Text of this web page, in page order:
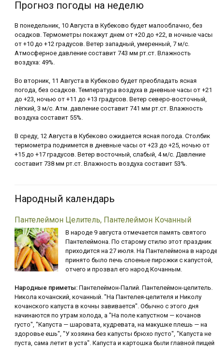
Прогноз погоды на неделю
В понедельник, 10 Августа в Кубеково будет малооблачно, без
осадков. Термометры покажут днем от +20 до +22, в ночные часы
от +10 до +12 градусов. Ветер западный, умеренный, 7 м/с.
Атмосферное давление составит 743 мм рт.ст. Влажность
воздуха: 49%.
Во вторник, 11 Августа в Кубеково будет преобладать ясная
погода, без осадков. Температура воздуха в дневные часы от +21
до +23, ночью от +11 до +13 градусов. Ветер северо-восточный,
лёгкий, 3 м/с. Атм. давление составит 741 мм рт.ст. Влажность
воздуха составит 55%.
В среду, 12 Августа в Кубеково ожидается ясная погода. Столбик
термометра поднимется в дневные часы от +23 до +25, ночью от
+15 до +17 градусов. Ветер восточный, слабый, 4 м/с. Давление
составит 738 мм рт.ст. Влажность воздуха составит 53%.
Народный календарь
Пантелеймон Целитель, Пантелеймон Кочанный
В народе 9 августа отмечается память святого
Пантелеймона. По старому стилю этот праздник
приходится на 27 июля. На Пантелеймона в народе
принято было печь слоеные пирожки с капустой,
отчего и прозвал его народ Кочанным.
Народные приметы: Пантелеймон-Палий. Пантелеймон-целитель.
Никола кочанский, кочанный. "На Пантелея-целителя и Николу
кочанского капуста в кочны завивается". Обычно с этого дня
начинаются по утрам холода, а "На поле капустном — кочанов
густо", "Капуста — шаровата, кудревата, на макушке плешь — на
здоровье ешь", "У хозяина без капусты брюхо пусто", "Капуста не
пуста, сама летит в уста". Капуста и картошка были главной пищей